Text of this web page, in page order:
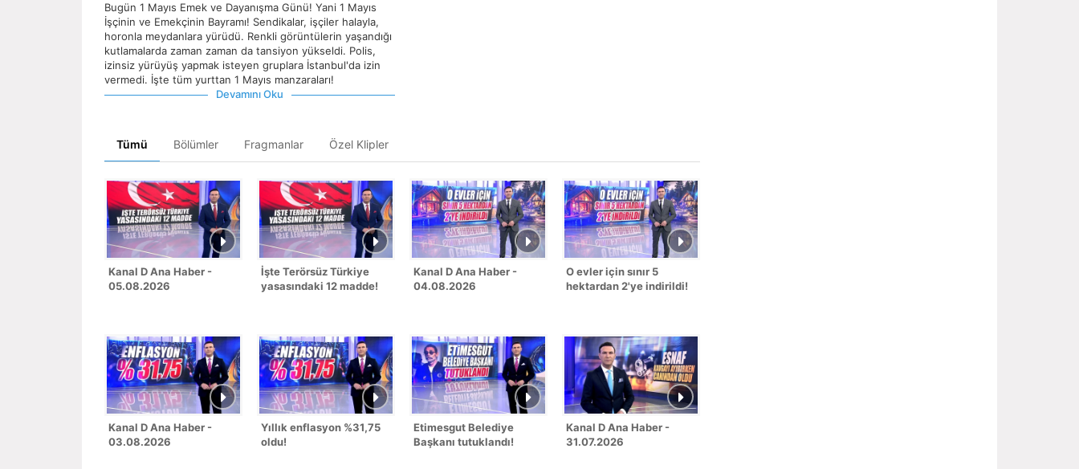
Bugün 1 Mayıs Emek ve Dayanışma Günü! Yani 1 Mayıs
İşçinin ve Emekçinin Bayramı! Sendikalar, işçiler halayla,
horonla meydanlara yürüdü. Renkli görüntülerin yaşandığı
kutlamalarda zaman zaman da tansiyon yükseldi. Polis,
izinsiz yürüyüş yapmak isteyen gruplara İstanbul'da izin
vermedi. İşte tüm yurttan 1 Mayıs manzaraları!
Devamını Oku
Tümü Bölümler Fragmanlar Özel Klipler
Kanal D Ana Haber -
05.08.2026
İşte Terörsüz Türkiye
yasasındaki 12 madde!
Kanal D Ana Haber -
04.08.2026
O evler için sınır 5
hektardan 2'ye indirildi!
Kanal D Ana Haber -
03.08.2026
Yıllık enflasyon %31,75
oldu!
Etimesgut Belediye
Başkanı tutuklandı!
Kanal D Ana Haber -
31.07.2026